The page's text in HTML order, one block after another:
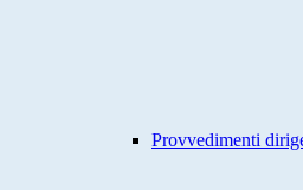
Provvedimenti